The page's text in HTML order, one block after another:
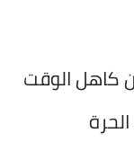
كاهل الوقت